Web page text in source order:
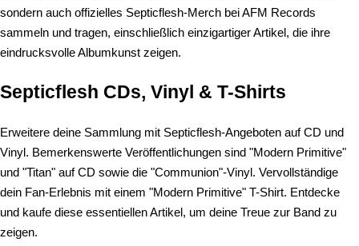
sondern auch offizielles Septicflesh-Merch bei AFM Records
sammeln und tragen, einschließlich einzigartiger Artikel, die ihre
eindrucksvolle Albumkunst zeigen.
Septicflesh CDs, Vinyl & T-Shirts
Erweitere deine Sammlung mit Septicflesh-Angeboten auf CD und
Vinyl. Bemerkenswerte Veröffentlichungen sind "Modern Primitive"
und "Titan" auf CD sowie die "Communion"-Vinyl. Vervollständige
dein Fan-Erlebnis mit einem "Modern Primitive" T-Shirt. Entdecke
und kaufe diese essentiellen Artikel, um deine Treue zur Band zu
zeigen.